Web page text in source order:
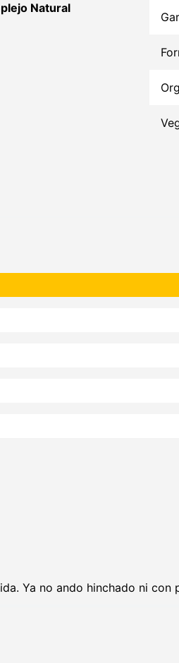
Natural
Ya no ando hinchado ni con